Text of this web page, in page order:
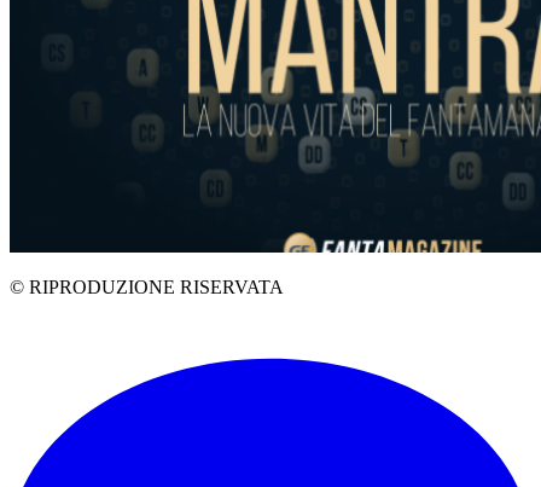
© RIPRODUZIONE RISERVATA